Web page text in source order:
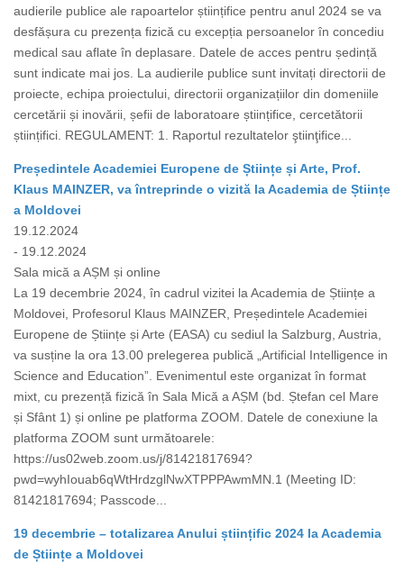
audierile publice ale rapoartelor științifice pentru anul 2024 se va
desfășura cu prezența fizică cu excepția persoanelor în concediu
medical sau aflate în deplasare. Datele de acces pentru ședință
sunt indicate mai jos. La audierile publice sunt invitați directorii de
proiecte, echipa proiectului, directorii organizațiilor din domeniile
cercetării și inovării, șefii de laboratoare științifice, cercetătorii
științifici. REGULAMENT: 1. Raportul rezultatelor ştiinţifice...
Președintele Academiei Europene de Științe și Arte, Prof.
Klaus MAINZER, va întreprinde o vizită la Academia de Științe
a Moldovei
19.12.2024
- 19.12.2024
Sala mică a AȘM și online
La 19 decembrie 2024, în cadrul vizitei la Academia de Științe a
Moldovei, Profesorul Klaus MAINZER, Președintele Academiei
Europene de Științe și Arte (EASA) cu sediul la Salzburg, Austria,
va susține la ora 13.00 prelegerea publică „Artificial Intelligence in
Science and Education”. Evenimentul este organizat în format
mixt, cu prezență fizică în Sala Mică a AȘM (bd. Ștefan cel Mare
și Sfânt 1) și online pe platforma ZOOM. Datele de conexiune la
platforma ZOOM sunt următoarele:
https://us02web.zoom.us/j/81421817694?
pwd=wyhIouab6qWtHrdzglNwXTPPPAwmMN.1 (Meeting ID:
81421817694; Passcode...
19 decembrie – totalizarea Anului științific 2024 la Academia
de Științe a Moldovei